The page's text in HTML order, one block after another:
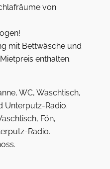
von
mit Bettwäsche und
enthalten.
WC, Waschtisch,
Unterputz-Radio.
Fön,
Radio.